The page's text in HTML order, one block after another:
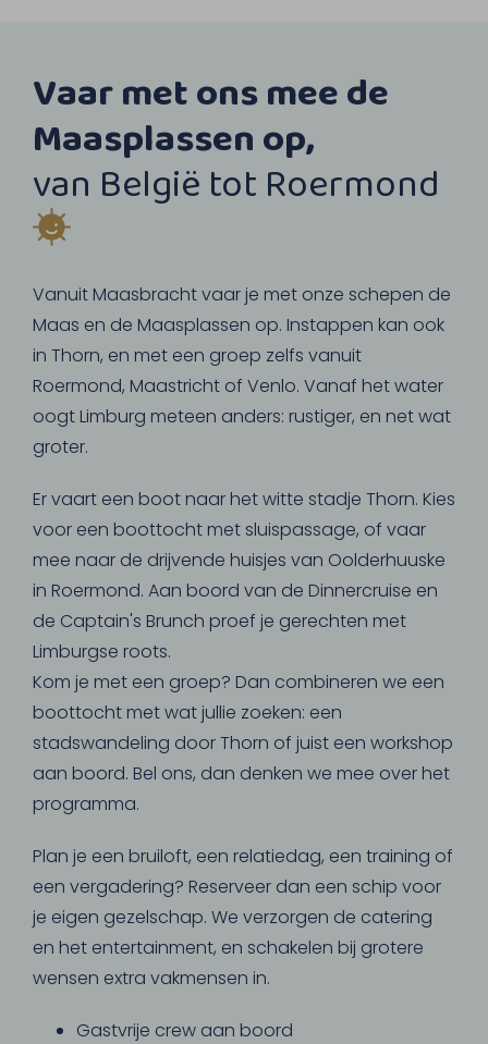
Vaar met ons mee de
Maasplassen op,
van België tot Roermond
Vanuit Maasbracht vaar je met onze schepen de
Maas en de Maasplassen op. Instappen kan ook
in Thorn, en met een groep zelfs vanuit
Roermond, Maastricht of Venlo. Vanaf het water
oogt Limburg meteen anders: rustiger, en net wat
groter.
Er vaart een boot naar het witte stadje Thorn. Kies
voor een boottocht met sluispassage, of vaar
mee naar de drijvende huisjes van Oolderhuuske
in Roermond. Aan boord van de Dinnercruise en
de Captain's Brunch proef je gerechten met
Limburgse roots.
Kom je met een groep? Dan combineren we een
boottocht met wat jullie zoeken: een
stadswandeling door Thorn of juist een workshop
aan boord. Bel ons, dan denken we mee over het
programma.
Plan je een bruiloft, een relatiedag, een training of
een vergadering? Reserveer dan een schip voor
je eigen gezelschap. We verzorgen de catering
en het entertainment, en schakelen bij grotere
wensen extra vakmensen in.
Gastvrije crew aan boord